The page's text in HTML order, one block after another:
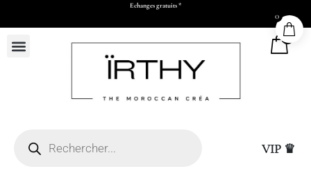
Echanges gratuits *
0
VIP ♛
0